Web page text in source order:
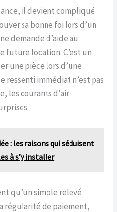
il devient compliqué
sa bonne foi lors d’un
demande d’aide au
future location. C’est un
une pièce lors d’une
ressenti immédiat n’est pas
les courants d’air
: les raisons qui séduisent
à s’y installer
qu’un simple relevé
régularité de paiement,